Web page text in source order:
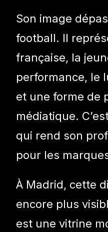
Son image
football. Il
française, la
performance, le
et une forme de
médiatique.
qui rend son
pour les
À Madrid, cette
encore plus
est une vitrine